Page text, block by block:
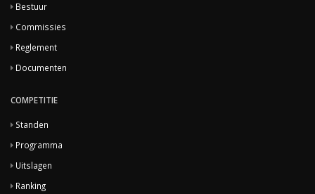
Bestuur
Commissies
Reglement
Documenten
COMPETITIE
Standen
Programma
Uitslagen
Ranking